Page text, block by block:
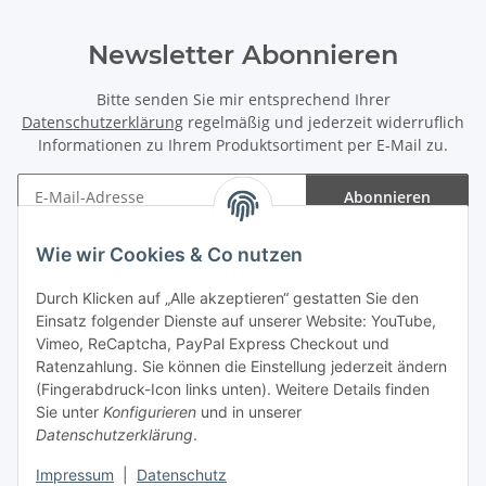
Wie wir Cookies & Co nutzen
Durch Klicken auf „Alle akzeptieren“ gestatten Sie den
Einsatz folgender Dienste auf unserer Website: YouTube,
Vimeo, ReCaptcha, PayPal Express Checkout und
Ratenzahlung. Sie können die Einstellung jederzeit ändern
(Fingerabdruck-Icon links unten). Weitere Details finden
Sie unter Konfigurieren und in unserer
Datenschutzerklärung.
Impressum Datenschutz
Newsletter Abonnieren
Bitte senden Sie mir entsprechend Ihrer
Datenschutzerklärung regelmäßig und jederzeit widerruflich
Informationen zu Ihrem Produktsortiment per E-Mail zu.
Abonnieren
Gesetzliche Informationen
Vertrag widerrufen